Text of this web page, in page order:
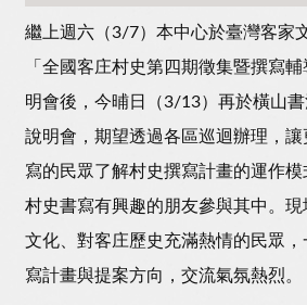
繼上週六（3/7）本中心於臺灣客家
「全國客庄村史第四期徵集暨撰寫
明會後，今晡日（3/13）再於橫山
說明會，期望透過各區巡迴辦理，
寫的民眾了解村史撰寫計畫的運作
村史書寫有興趣的朋友參與其中。
文化、對客庄歷史充滿熱情的民眾
寫計畫與提案方向，交流氣氛熱烈。